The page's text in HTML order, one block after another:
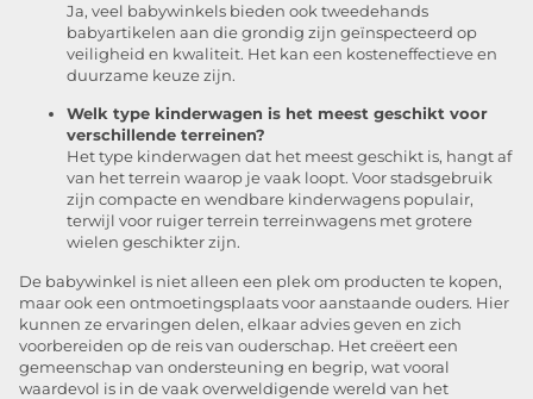
Ja, veel babywinkels bieden ook tweedehands
babyartikelen aan die grondig zijn geïnspecteerd op
veiligheid en kwaliteit. Het kan een kosteneffectieve en
duurzame keuze zijn.
Welk type kinderwagen is het meest geschikt voor
verschillende terreinen?
Het type kinderwagen dat het meest geschikt is, hangt af
van het terrein waarop je vaak loopt. Voor stadsgebruik
zijn compacte en wendbare kinderwagens populair,
terwijl voor ruiger terrein terreinwagens met grotere
wielen geschikter zijn.
De babywinkel is niet alleen een plek om producten te kopen,
maar ook een ontmoetingsplaats voor aanstaande ouders. Hier
kunnen ze ervaringen delen, elkaar advies geven en zich
voorbereiden op de reis van ouderschap. Het creëert een
gemeenschap van ondersteuning en begrip, wat vooral
waardevol is in de vaak overweldigende wereld van het